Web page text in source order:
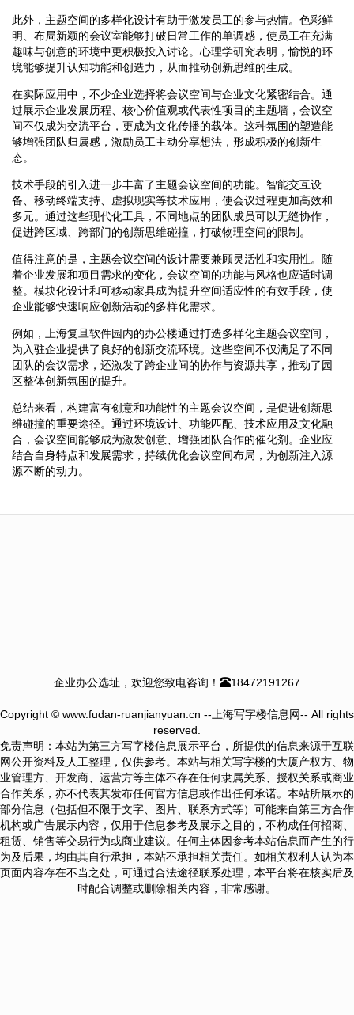
此外，主题空间的多样化设计有助于激发员工的参与热情。色彩鲜
明、布局新颖的会议室能够打破日常工作的单调感，使员工在充满
趣味与创意的环境中更积极投入讨论。心理学研究表明，愉悦的环
境能够提升认知功能和创造力，从而推动创新思维的生成。
在实际应用中，不少企业选择将会议空间与企业文化紧密结合。通
过展示企业发展历程、核心价值观或代表性项目的主题墙，会议空
间不仅成为交流平台，更成为文化传播的载体。这种氛围的塑造能
够增强团队归属感，激励员工主动分享想法，形成积极的创新生
态。
技术手段的引入进一步丰富了主题会议空间的功能。智能交互设
备、移动终端支持、虚拟现实等技术应用，使会议过程更加高效和
多元。通过这些现代化工具，不同地点的团队成员可以无缝协作，
促进跨区域、跨部门的创新思维碰撞，打破物理空间的限制。
值得注意的是，主题会议空间的设计需要兼顾灵活性和实用性。随
着企业发展和项目需求的变化，会议空间的功能与风格也应适时调
整。模块化设计和可移动家具成为提升空间适应性的有效手段，使
企业能够快速响应创新活动的多样化需求。
例如，上海复旦软件园内的办公楼通过打造多样化主题会议空间，
为入驻企业提供了良好的创新交流环境。这些空间不仅满足了不同
团队的会议需求，还激发了跨企业间的协作与资源共享，推动了园
区整体创新氛围的提升。
总结来看，构建富有创意和功能性的主题会议空间，是促进创新思
维碰撞的重要途径。通过环境设计、功能匹配、技术应用及文化融
合，会议空间能够成为激发创意、增强团队合作的催化剂。企业应
结合自身特点和发展需求，持续优化会议空间布局，为创新注入源
源不断的动力。
企业办公选址，欢迎您致电咨询！ 18472191267
Copyright © www.fudan-ruanjianyuan.cn --上海写字楼信息网-- All rights
reserved.
免责声明：本站为第三方写字楼信息展示平台，所提供的信息来源于互联
网公开资料及人工整理，仅供参考。本站与相关写字楼的大厦产权方、物
业管理方、开发商、运营方等主体不存在任何隶属关系、授权关系或商业
合作关系，亦不代表其发布任何官方信息或作出任何承诺。本站所展示的
部分信息（包括但不限于文字、图片、联系方式等）可能来自第三方合作
机构或广告展示内容，仅用于信息参考及展示之目的，不构成任何招商、
租赁、销售等交易行为或商业建议。任何主体因参考本站信息而产生的行
为及后果，均由其自行承担，本站不承担相关责任。如相关权利人认为本
页面内容存在不当之处，可通过合法途径联系处理，本平台将在核实后及
时配合调整或删除相关内容，非常感谢。